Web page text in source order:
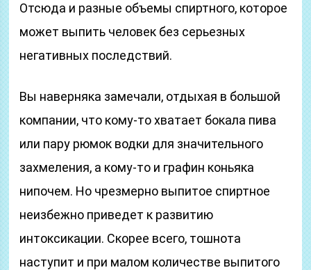
Отсюда и разные объемы спиртного, которое
может выпить человек без серьезных
негативных последствий.
Вы наверняка замечали, отдыхая в большой
компании, что кому-то хватает бокала пива
или пару рюмок водки для значительного
захмеления, а кому-то и графин коньяка
нипочем. Но чрезмерно выпитое спиртное
неизбежно приведет к развитию
интоксикации. Скорее всего, тошнота
наступит и при малом количестве выпитого